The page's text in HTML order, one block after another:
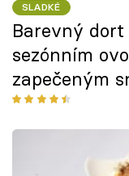
SLADKÉ
Barevný
sezónním
zapečeným